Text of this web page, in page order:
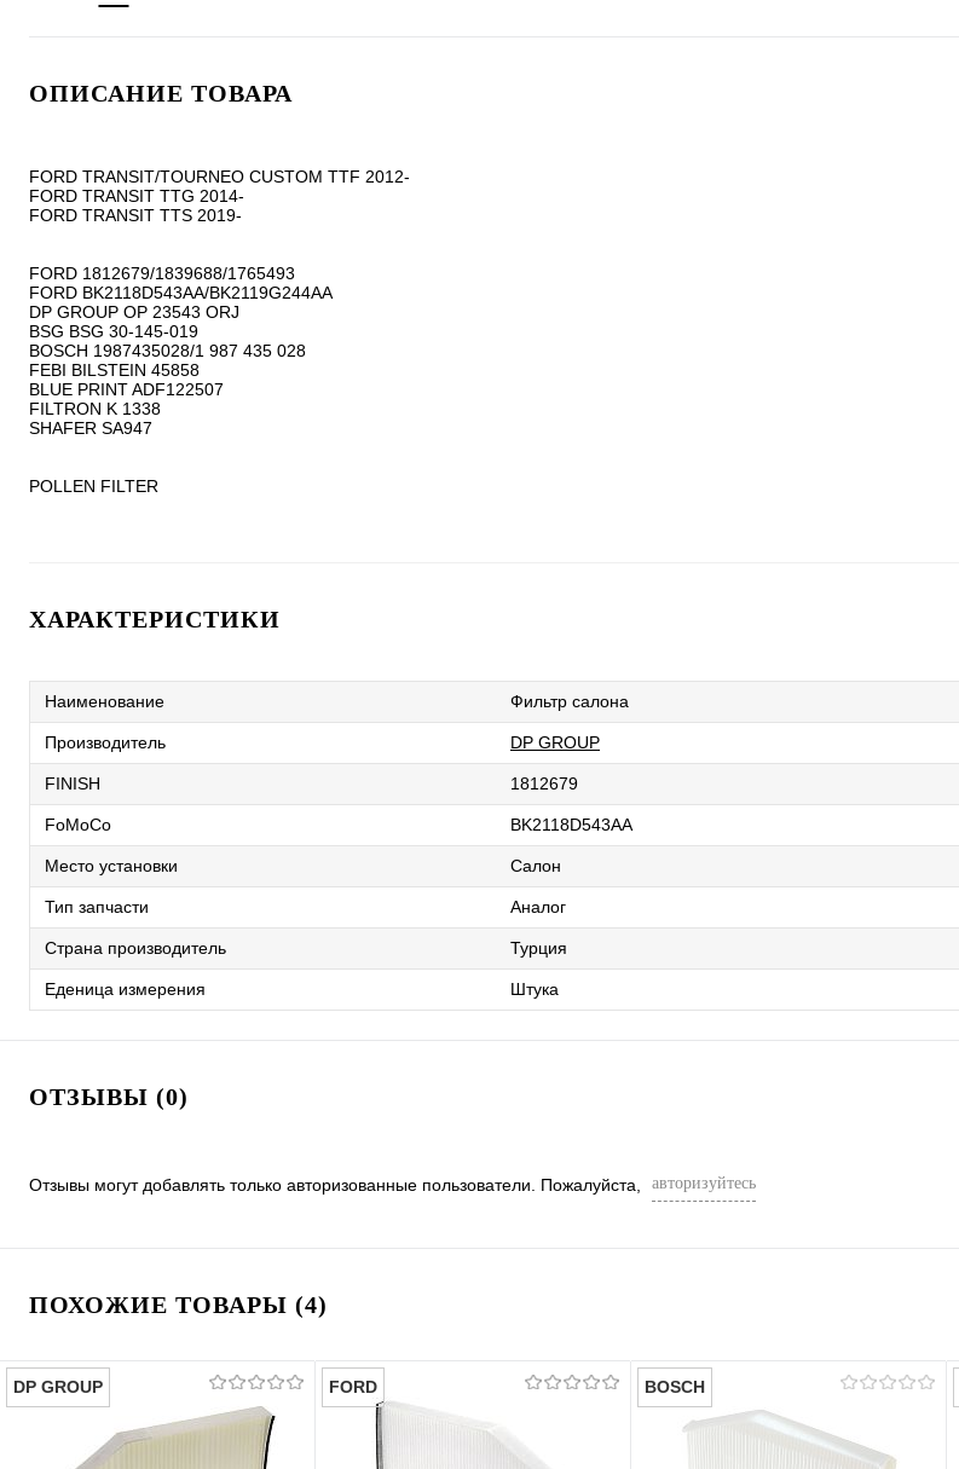
ОПИСАНИЕ ТОВАРА
FORD TRANSIT/TOURNEO CUSTOM TTF 2012-
FORD TRANSIT TTG 2014-
FORD TRANSIT TTS 2019-
FORD 1812679/1839688/1765493
FORD BK2118D543AA/BK2119G244AA
DP GROUP OP 23543 ORJ
BSG BSG 30-145-019
BOSCH 1987435028/1 987 435 028
FEBI BILSTEIN 45858
BLUE PRINT ADF122507
FILTRON K 1338
SHAFER SA947
POLLEN FILTER
ХАРАКТЕРИСТИКИ
Наименование Фильтр салона
Производитель DP GROUP
FINISH 1812679
FoMoCo BK2118D543AA
Место установки Салон
Тип запчасти Аналог
Страна производитель Турция
Еденица измерения Штука
ОТЗЫВЫ (0)
Отзывы могут добавлять только авторизованные пользователи. Пожалуйста, авторизуйтесь
ПОХОЖИЕ ТОВАРЫ (4)
DP GROUP FORD BOSCH